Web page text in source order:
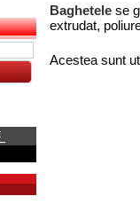
Baghetele se
extrudat,
Acestea sunt